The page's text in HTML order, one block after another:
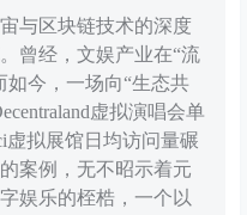
与区块链技术的深度
曾经，文娱产业在“流
如今，一场向“生态共
虚拟演唱会单
虚拟展馆日均访问量碾
案例，无不昭示着元
娱乐的桎梏，一个以